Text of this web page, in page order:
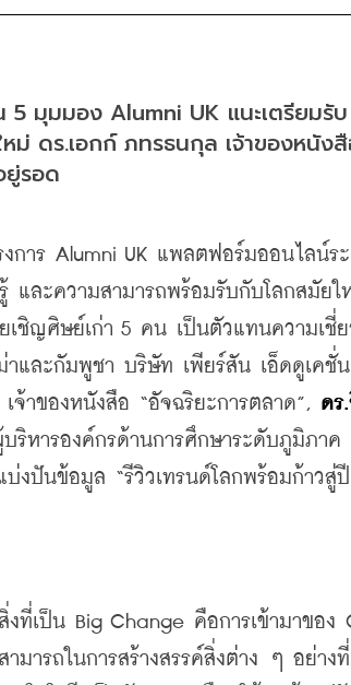
5 มุมมอง Alumni UK แนะเตรียม
ดร.เอกก์ ภทรธนกุล เจ้าของหนัง
ยู่รอด
งการ Alumni UK แพลตฟอร์มออนไลน์ร
และความสามารถพร้อมรับกับโลกสมัย
าและกัมพูชา บริษัท เพียร์สัน เอ็ดดูเคชั่
จ้าของหนังสือ “อัจฉริยะการตลาด”, ดร
บริหารองค์กรด้านการศึกษาระดับภูมิภาค
ปันข้อมูล “รีวิวเทรนด์โลกพร้อมก้าวสู่ปี
ป็น Big Change คือการเข้ามาของ
มารถในการสร้างสรรค์สิ่งต่าง ๆ อย่าง